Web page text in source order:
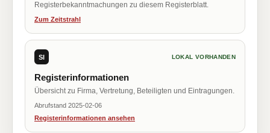
Registerbekanntmachungen zu diesem Registerblatt.
Zum Zeitstrahl
SI LOKAL VORHANDEN
Registerinformationen
Übersicht zu Firma, Vertretung, Beteiligten und Eintragungen.
Abrufstand 2025-02-06
Registerinformationen ansehen